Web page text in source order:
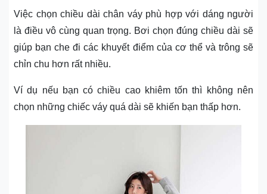
Việc chọn chiều dài chân váy phù hợp với dáng người
là điều vô cùng quan trọng. Bơi chọn đúng chiều dài sẽ
giúp bạn che đi các khuyết điểm của cơ thể và trông sẽ
chỉn chu hơn rất nhiều.
Ví dụ nếu bạn có chiều cao khiêm tốn thì không nên
chọn những chiếc váy quá dài sẽ khiến bạn thấp hơn.